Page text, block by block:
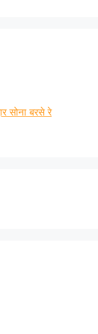
सोना बरसे रे